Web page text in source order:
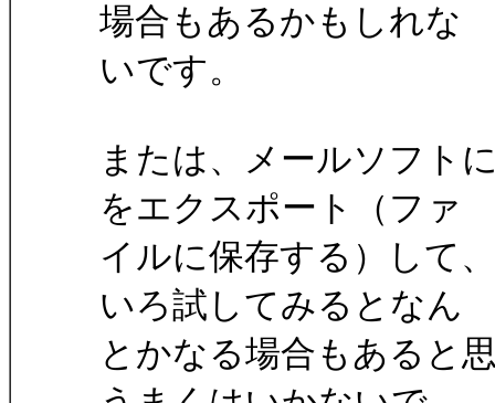
場合もあるかもしれな
いです。
または、メールソフト
をエクスポート（ファ
イルに保存する）して
いろ試してみるとなん
とかなる場合もあると